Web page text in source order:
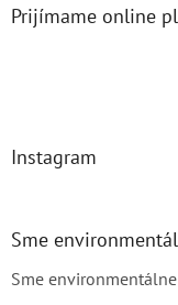
Prijímame online
Instagram
Sme
Sme